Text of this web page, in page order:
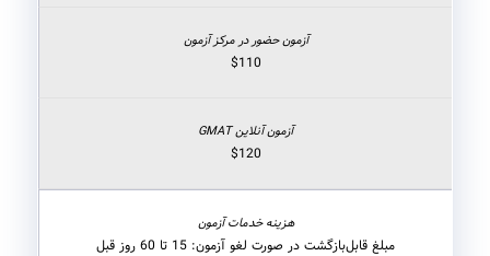
$110
$120
مبلغ قابل‌بازگشت در صورت لغو آزمون: 15 تا 60 روز قبل